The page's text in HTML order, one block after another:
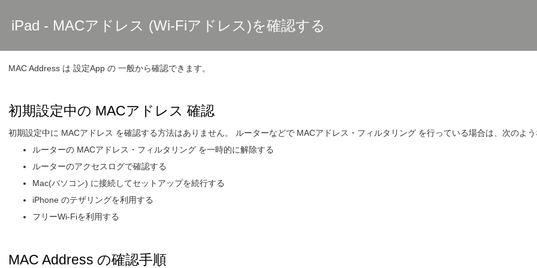
iPad - MACアドレス (Wi-Fiアドレス)を確認する
MAC Address は 設定App の 一般から確認できます。
初期設定中の MACアドレス 確認
初期設定中に MACアドレス を確認する方法はありません。 ルーターなどで MACアドレス・フィルタリング を行っている場合は、次のよう
ルーターの MACアドレス・フィルタリング を一時的に解除する
ルーターのアクセスログで確認する
Mac(パソコン) に接続してセットアップを続行する
iPhone のテザリングを利用する
フリーWi-Fiを利用する
MAC Address の確認手順